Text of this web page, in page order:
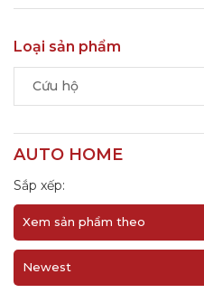
Loại sản phẩm
Cứu hộ
AUTO HOME
Sắp xếp:
Xem sản phẩm theo
Newest